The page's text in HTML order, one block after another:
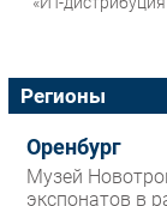
Регионы
Оренбург
Музей
экспонатов в